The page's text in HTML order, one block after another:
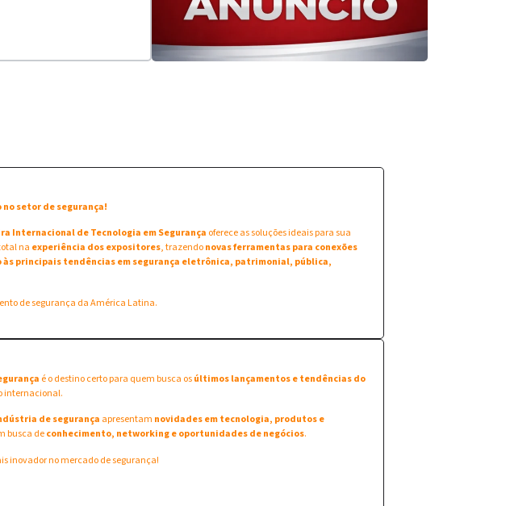
no setor de segurança!
Internacional de Tecnologia em Segurança oferece as soluções ideais para sua
na experiência dos expositores, trazendonovas ferramentas para conexões
às principais tendências em segurança eletrônica, patrimonial, pública,
de segurança da América Latina.
é o destino certo para quem busca osúltimos lançamentos e tendências do
internacional.
de segurança apresentam novidades em tecnologia, produtos e
busca deconhecimento, networking e oportunidades de negócios.
inovador no mercado de segurança!